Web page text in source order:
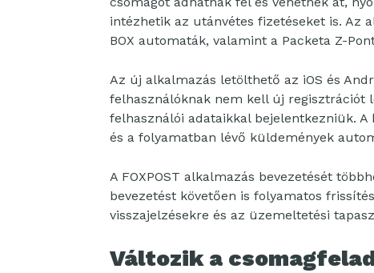
intézhetik az utánvétes fizetéseket is. Az
BOX automaták, valamint a Packeta Z-
Az új alkalmazás letölthető az iOS és
felhasználóknak nem kell új regisztrációt
felhasználói adataikkal bejelentkezniük.
és a folyamatban lévő küldemények
A FOXPOST alkalmazás bevezetését
bevezetést követően is folyamatos
visszajelzésekre és az üzemeltetési
Változik a